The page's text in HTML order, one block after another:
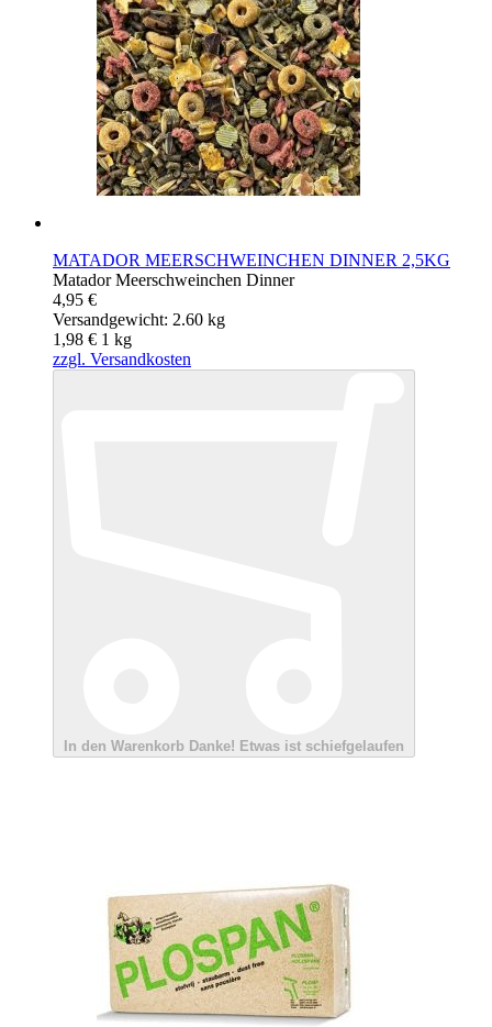
MATADOR MEERSCHWEINCHEN DINNER 2,5KG
Matador Meerschweinchen Dinner
4,95 €
Versandgewicht: 2.60 kg
1,98 € 1 kg
zzgl. Versandkosten
In den Warenkorb Danke! Etwas ist schiefgelaufen